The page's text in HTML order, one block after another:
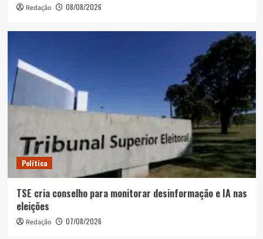
Redação 08/08/2026
Política
TSE cria conselho para monitorar desinformação e IA nas
eleições
Redação 07/08/2026